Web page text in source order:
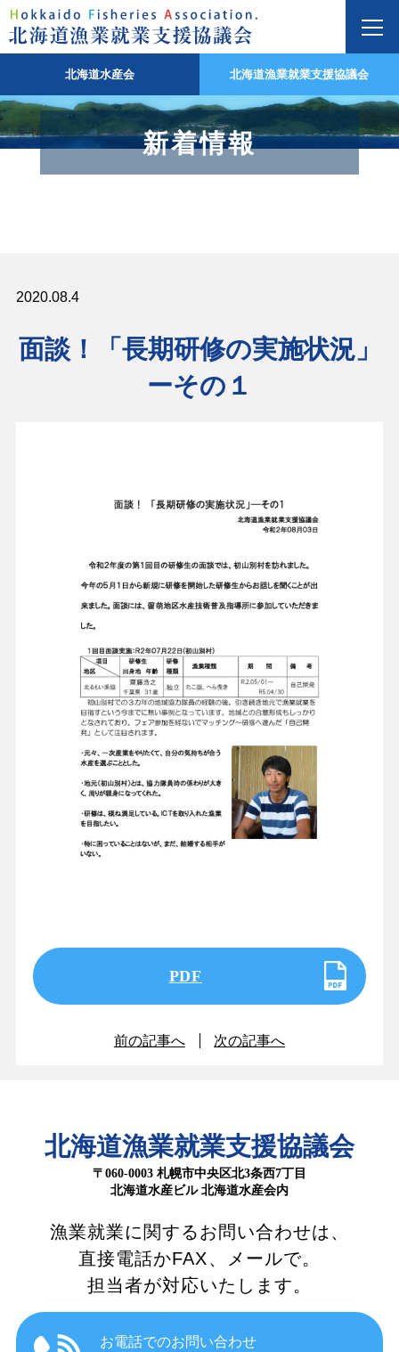
北海道水産会 北海道漁業就業支援協議会
新着情報
2020.08.4
面談！「長期研修の実施状況」
ーその１
PDF
前の記事へ 次の記事へ
北海道漁業就業支援協議会
〒060-0003 札幌市中央区北3条西7丁目
北海道水産ビル 北海道水産会内
漁業就業に関するお問い合わせは、
直接電話かFAX、メールで。
担当者が対応いたします。
お電話でのお問い合わせ